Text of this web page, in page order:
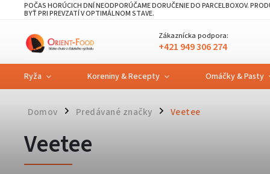
POČAS HORÚCICH DNÍ NEODPORÚČAME DORUČENIE DO PARCELBOXOV.
BYŤ PRI PREVZATÍ V OPTIMÁLNOM STAVE.
Zákaznícka podpora:
+421 949 306 274
Ryža Koreniny & Recepty Omáčky & Pasty
Domov / Predávané značky / Veetee
Veetee